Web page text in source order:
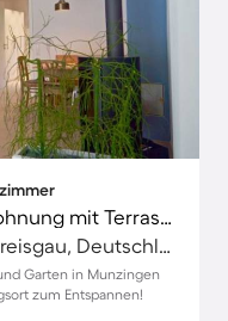
Familienorientierte Ferienwohnung mit Terrasse und Garten
Munzingen, Freiburg im Breisgau, Deutschland
Garten in Munzingen
zum Entspannen!